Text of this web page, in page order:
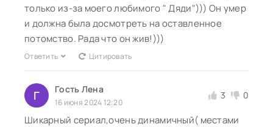
только из-за моего любимого " Дяди"))) Он умер
и должна была досмотреть на оставленное
потомство. Рада что он жив!)))
Ответить Цитировать
Г Гость Лена
16 июня 2024 12:20
3 0
Шикарный сериал,очень динамичный( местами